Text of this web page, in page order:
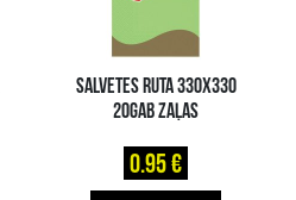
SALVETES RUTA 330X330
20GAB ZAĻAS
0.95 €